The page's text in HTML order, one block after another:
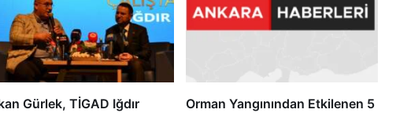
Gürlek, TİGAD Iğdır
Orman Yangınından Etkilenen 5